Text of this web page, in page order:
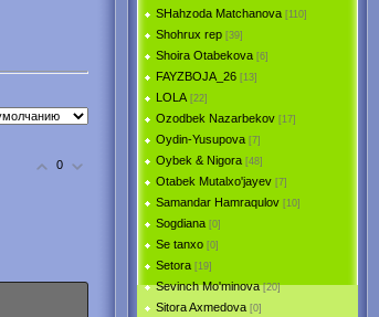
0
SHahzoda Matchanova [110]
Shohrux rep [39]
Shoira Otabekova [6]
FAYZBOJA_26 [13]
LOLA [22]
Ozodbek Nazarbekov [17]
Oydin-Yusupova [7]
Oybek & Nigora [48]
Otabek Mutalxo'jayev [7]
Samandar Hamraqulov [10]
Sogdiana [0]
Se tanxo [0]
Setora [19]
Sevinch Mo'minova [20]
Sitora Axmedova [0]